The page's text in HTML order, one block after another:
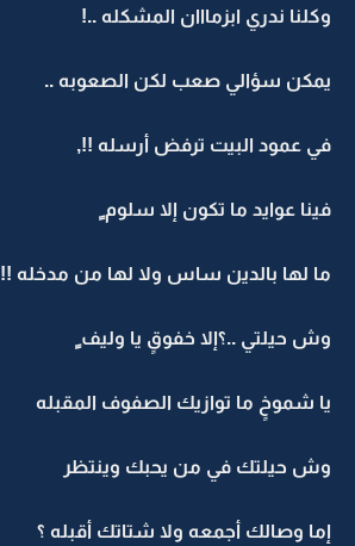
وكلنا ندري ابزمااان المشكله ..!
يمكن سؤالي صعب لكن الصعوبه ..
في عمود البيت ترفض أرسله !!,
فينا عوايد ما تكون إلا سلوم ٍ
ما لها بالدين ساس ولا لها من مدخله !!
وش حيلتي ..؟إلا خفوقٍ يا وليف ٍ
يا شموخٍ ما توازيك الصفوف المقبله
وش حيلتك في من يحبك وينتظر
إما وصالك أجمعه ولا شتاتك أقبله ؟